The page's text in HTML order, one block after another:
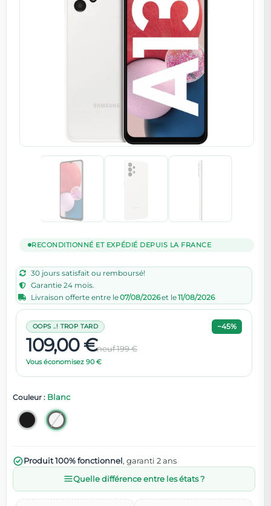
RECONDITIONNÉ ET EXPÉDIÉ DEPUIS LA FRANCE
30 jours satisfait ou remboursé!
Garantie 24 mois.
Livraison offerte entre le07/08/2026et le11/08/2026
109,00 €neuf 199 €
Vous économisez 90 €
OOPS ..! TROP TARD −45%
Couleur : Blanc
Produit 100% fonctionnel, garanti 2 ans
Quelle différence entre les états ?